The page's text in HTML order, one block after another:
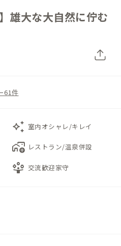
雄大な大自然に佇む
61件
auto_awesome 室内オシャレ/キレイ
add_home_work レストラン/温泉併設
person_play 交流歓迎家守